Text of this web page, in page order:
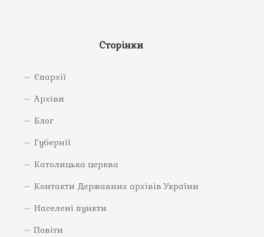
Сторінки
Єпархії
Архіви
Блог
Губернії
Католицька церква
Контакти Державних архівів України
Населені пункти
Повіти